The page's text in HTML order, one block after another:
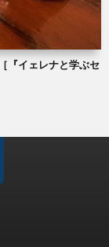
『イェレナと学ぶセ